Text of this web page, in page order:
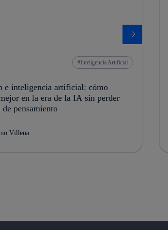
Inteligencia Artificial
e inteligencia artificial: cómo
en la era de la IA sin perder
de pensamiento
Villena